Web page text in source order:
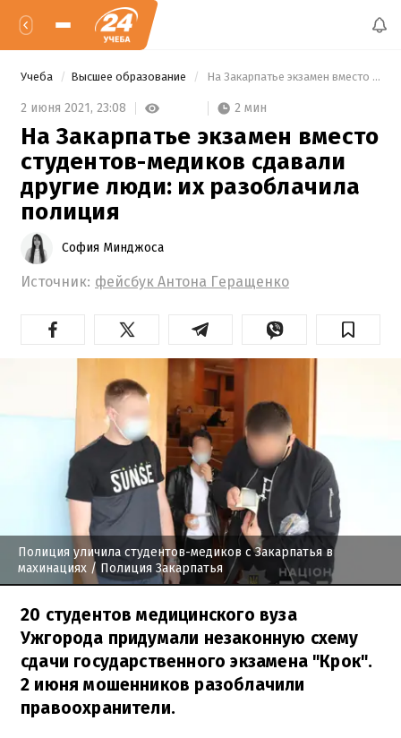
Учеба Высшее образование На Закарпатье экзамен вместо студентов-медиков сдавали другие люди: их разоблачила полиция
2 июня 2021, 23:08 2 мин
На Закарпатье экзамен вместо
студентов-медиков сдавали
другие люди: их разоблачила
полиция
София Минджоса
Источник: фейсбук Антона Геращенко
Полиция уличила студентов-медиков с Закарпатья в
махинациях / Полиция Закарпатья
20 студентов медицинского вуза
Ужгорода придумали незаконную схему
сдачи государственного экзамена "Крок".
2 июня мошенников разоблачили
правоохранители.